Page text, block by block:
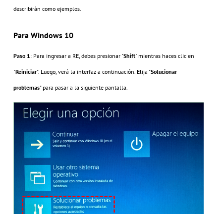
describirán como ejemplos.
Para Windows 10
Paso 1 : Para ingresar a RE, debes presionar "Shift" mientras haces clic en
"Reiniciar". Luego, verá la interfaz a continuación. Elija "Solucionar
problemas" para pasar a la siguiente pantalla.